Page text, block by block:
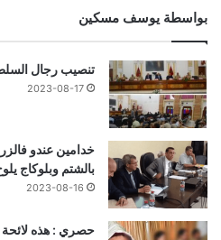
بواسطة يوسف مسكين
تنصيب رجال
2023-08-17
خدامين عندو
بالشتم وبلوكاج
2023-08-16
حصري : هذه لائحة